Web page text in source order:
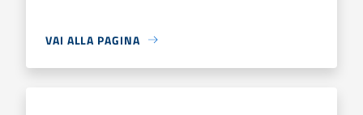
VAI ALLA PAGINA